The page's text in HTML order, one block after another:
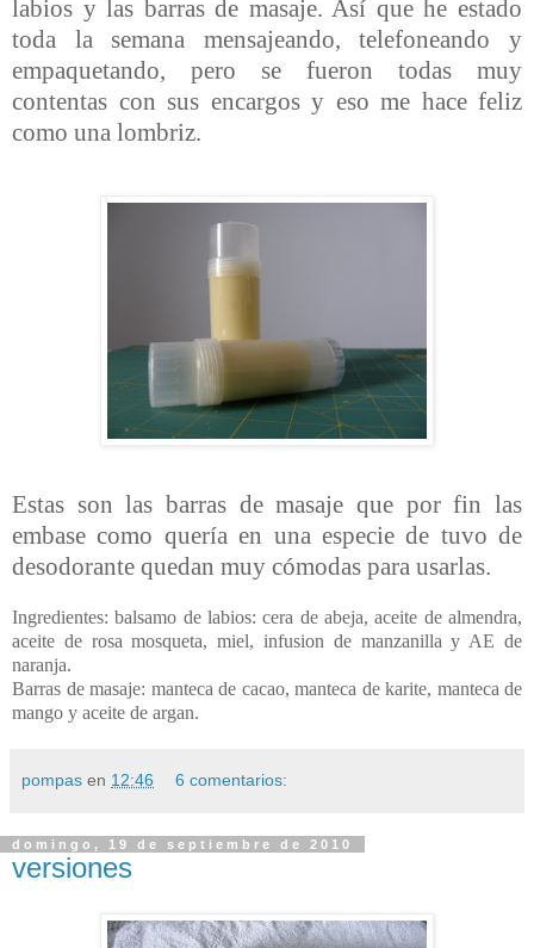
labios y las barras de masaje. Así que he estado
toda la semana mensajeando, telefoneando y
empaquetando, pero se fueron todas muy
contentas con sus encargos y eso me hace feliz
como una lombriz.
Estas son las barras de masaje que por fin las
embase como quería en una especie de tuvo de
desodorante quedan muy cómodas para usarlas.
Ingredientes: balsamo de labios: cera de abeja, aceite de almendra,
aceite de rosa mosqueta, miel, infusion de manzanilla y AE de
naranja.
Barras de masaje: manteca de cacao, manteca de karite, manteca de
mango y aceite de argan.
pompas en 12:46 6 comentarios:
domingo, 19 de septiembre de 2010
versiones